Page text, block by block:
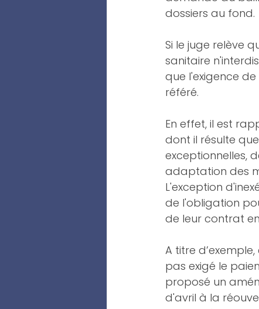
dossiers au fond.
Si le juge relève
sanitaire
que l'exigence
référé.
En effet, il est
dont il résulte
exceptionnelles,
adaptation des
L'exception
de l'obligation
de leur contrat
A titre
pas exigé le
proposé un
d'avril à la